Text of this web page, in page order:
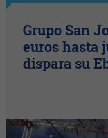
Grupo San
euros hasta
dispara su